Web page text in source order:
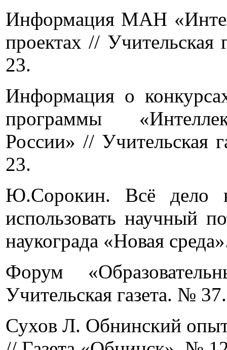
Информация МАН
проектах //
23.
Информация о
программы
России» // Учительская
23.
Ю.Сорокин. Всё дело
использовать научный
наукограда «Новая
Форум
Учительская газета. №
Сухов Л. Обнинский